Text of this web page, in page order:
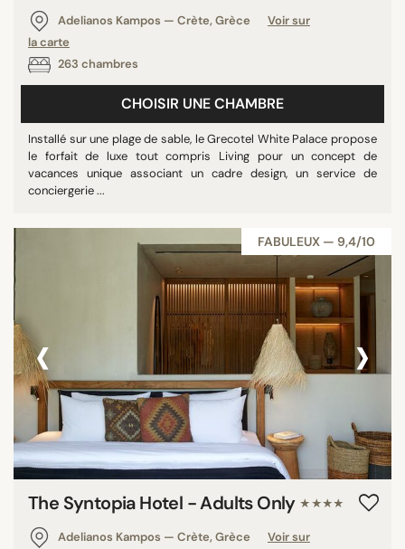
Adelianos Kampos — Crète, Grèce
Voir sur
la carte
263 chambres
CHOISIR UNE CHAMBRE
Installé sur une plage de sable, le Grecotel White Palace propose
le forfait de luxe tout compris Living pour un concept de
vacances unique associant un cadre design, un service de
conciergerie ...
FABULEUX — 9,4/10
‹ ›
The Syntopia Hotel - Adults Only ★★★★
Adelianos Kampos — Crète, Grèce
Voir sur